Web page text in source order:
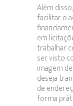
Além
facilitar o
em
trabalhar
ser visto
imagem
deseja
de
forma